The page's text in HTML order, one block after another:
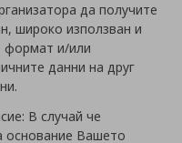
да получите
широко използван и
формат и/или
данни на друг
В случай че
основание Вашето